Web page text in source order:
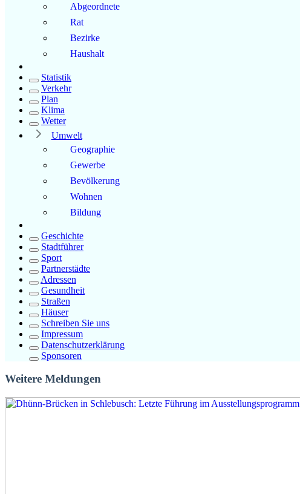
Abgeordnete
Rat
Bezirke
Haushalt
Statistik
Verkehr
Plan
Klima
Wetter
Umwelt
Geographie
Gewerbe
Bevölkerung
Wohnen
Bildung
Geschichte
Stadtführer
Sport
Partnerstädte
Adressen
Gesundheit
Straßen
Häuser
Schreiben Sie uns
Impressum
Datenschutzerklärung
Sponsoren
Weitere Meldungen